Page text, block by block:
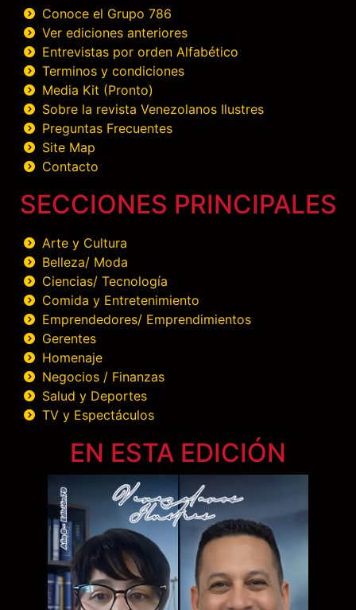
Conoce el Grupo 786
Ver ediciones anteriores
Entrevistas por orden Alfabético
Terminos y condiciones
Media Kit (Pronto)
Sobre la revista Venezolanos Ilustres
Preguntas Frecuentes
Site Map
Contacto
SECCIONES PRINCIPALES
Arte y Cultura
Belleza/ Moda
Ciencias/ Tecnología
Comida y Entretenimiento
Emprendedores/ Emprendimientos
Gerentes
Homenaje
Negocios / Finanzas
Salud y Deportes
TV y Espectáculos
EN ESTA EDICIÓN